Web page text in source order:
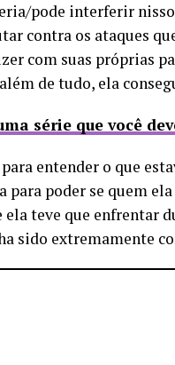
pode interferir
contra os ataques
com suas próprias
de tudo, ela
série que você
entender o que
para poder se quem
teve que enfrentar
sido extremamente